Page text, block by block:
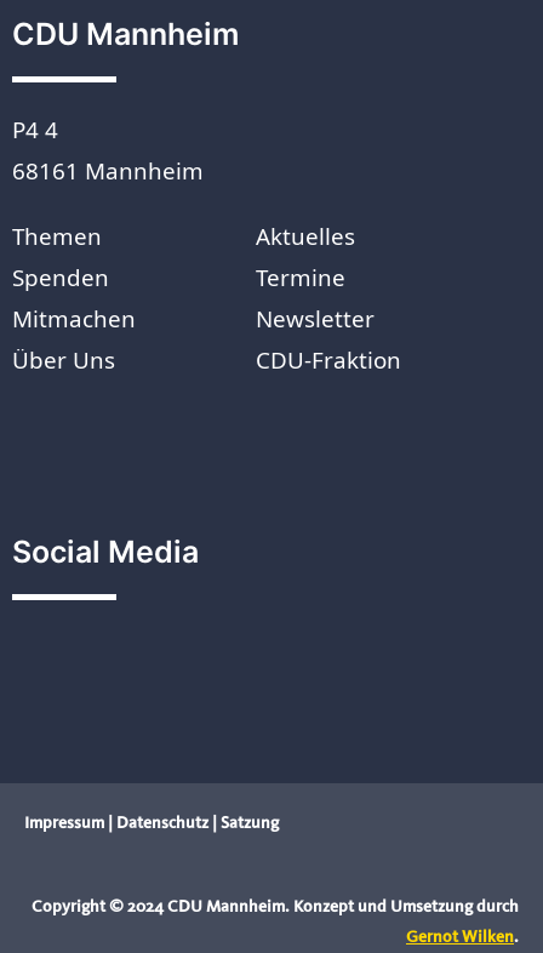
CDU Mannheim
P4 4
68161 Mannheim
Themen
Spenden
Mitmachen
Über Uns
Aktuelles
Termine
Newsletter
CDU-Fraktion
Social Media
Impressum Datenschutz| Satzung
Copyright © 2024 CDU Mannheim. Konzept und Umsetzung durch
Gernot Wilken.